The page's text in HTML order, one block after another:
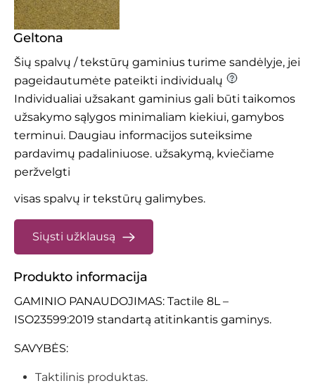
Geltona
Šių spalvų / tekstūrų gaminius turime sandėlyje, jei
pageidautumėte pateikti individualų
Individualiai užsakant gaminius gali būti taikomos
užsakymo sąlygos minimaliam kiekiui, gamybos
terminui. Daugiau informacijos suteiksime
pardavimų padaliniuose. užsakymą, kviečiame
peržvelgti
visas spalvų ir tekstūrų galimybes.
Siųsti užklausą
Produkto informacija
GAMINIO PANAUDOJIMAS: Tactile 8L –
ISO23599:2019 standartą atitinkantis gaminys.
SAVYBĖS:
Taktilinis produktas.